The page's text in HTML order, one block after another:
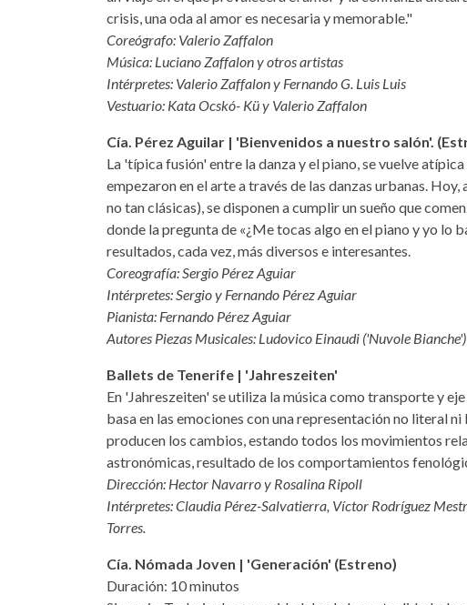
crisis, una oda al amor es necesaria y memorable."
Coreógrafo: Valerio Zaffalon
Música: Luciano Zaffalon y otros artistas
Intérpretes: Valerio Zaffalon y Fernando G. Luis Luis
Vestuario: Kata Ocskó- Kü y Valerio Zaffalon
Cía. Pérez Aguilar | 'Bienvenidos a nuestro salón'.
La 'típica fusión' entre la danza y el piano, se vuelve
empezaron en el arte a través de las danzas urbanas.
no tan clásicas), se disponen a cumplir un sueño que
donde la pregunta de «¿Me tocas algo en el piano y yo lo
resultados, cada vez, más diversos e interesantes.
Coreografía: Sergio Pérez Aguiar
Intérpretes: Sergio y Fernando Pérez Aguiar
Pianista: Fernando Pérez Aguiar
Autores Piezas Musicales: Ludovico Einaudi ('Nuvole
Ballets de Tenerife | 'Jahreszeiten'
En 'Jahreszeiten' se utiliza la música como transporte y
basa en las emociones con una representación no literal
producen los cambios, estando todos los movimientos
astronómicas, resultado de los comportamientos
Dirección: Hector Navarro y Rosalina Ripoll
Intérpretes: Claudia Pérez-Salvatierra, Víctor Rodríguez
Torres.
Cía. Nómada Joven | 'Generación' (Estreno)
Duración: 10 minutos